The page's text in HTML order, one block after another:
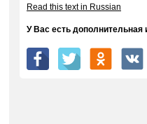
Read this text in Russian
У Вас есть